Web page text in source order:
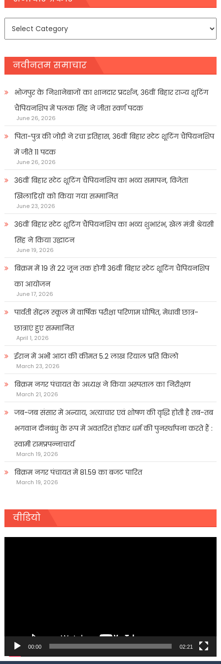
नवीनतम समाचार
भोजपुर के निशानेबाजों का शानदार प्रदर्शन, 36वीं बिहार राज्य शूटिंग
चैंपियनशिप में पलक सिंह ने जीता स्वर्ण पदक
June 26, 2026
पिता-पुत्र की जोड़ी ने रचा इतिहास, 36वीं बिहार स्टेट शूटिंग चैंपियनशिप
में जीते 11 पदक
June 26, 2026
36वीं बिहार स्टेट शूटिंग चैंपियनशिप का भव्य समापन, विजेता
खिलाडिय़ों को किया गया सम्मानित
June 23, 2026
36वीं बिहार स्टेट शूटिंग चैंपियनशिप का भव्य शुभारंभ, खेल मंत्री श्रेयसी
सिंह ने किया उद्घाटन
June 19, 2026
बिक्रम में 19 से 22 जून तक होगी 36वीं बिहार स्टेट शूटिंग चैंपियनशिप
का आयोजन
June 17, 2026
पार्वती सेंट्रल स्कूल में वार्षिक परीक्षा परिणाम घोषित, मेधावी छात्र-
छात्राएं हुए सम्मानित
April 1, 2026
ईरान में अभी आटा की कीमत 5.2 लाख रियाल प्रति किलो
March 23, 2026
बिक्रम नगर पंचायत के अध्यक्ष ने किया अस्पताल का निरीक्षण
March 21, 2026
जब-जब संसार में अन्याय, अत्याचार एवं शोषण की वृद्धि होती है तब-तब
भगवान दीनबंधु के रूप में अवतरित होकर धर्म की पुनर्स्थापना करते हैं :
स्वामी रामप्रपन्नाचार्य
March 19, 2026
बिक्रम नगर पंचायत में 81.59 का बजट पारित
March 19, 2026
वीडियो
00:00 02:21